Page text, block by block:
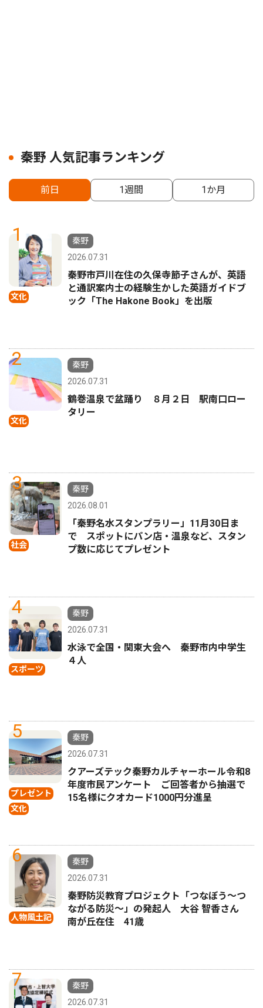
秦野 人気記事ランキング
前日 1週間 1か月
1
文化
秦野
2026.07.31
秦野市戸川在住の久保寺節子さんが、英語
と通訳案内士の経験生かした英語ガイドブ
ック「The Hakone Book」を出版
2
文化
秦野
2026.07.31
鶴巻温泉で盆踊り ８月２日 駅南口ロー
タリー
3
社会
秦野
2026.08.01
「秦野名水スタンプラリー」11月30日ま
で スポットにパン店・温泉など、スタン
プ数に応じてプレゼント
4
スポーツ
秦野
2026.07.31
水泳で全国・関東大会へ 秦野市内中学生
４人
5
プレゼント
文化
秦野
2026.07.31
クアーズテック秦野カルチャーホール令和8
年度市民アンケート ご回答者から抽選で
15名様にクオカード1000円分進呈
6
人物風土記
秦野
2026.07.31
秦野防災教育プロジェクト「つなぼう〜つ
ながる防災〜」の発起人 大谷 智香さん
南が丘在住 41歳
7
秦野
2026.07.31